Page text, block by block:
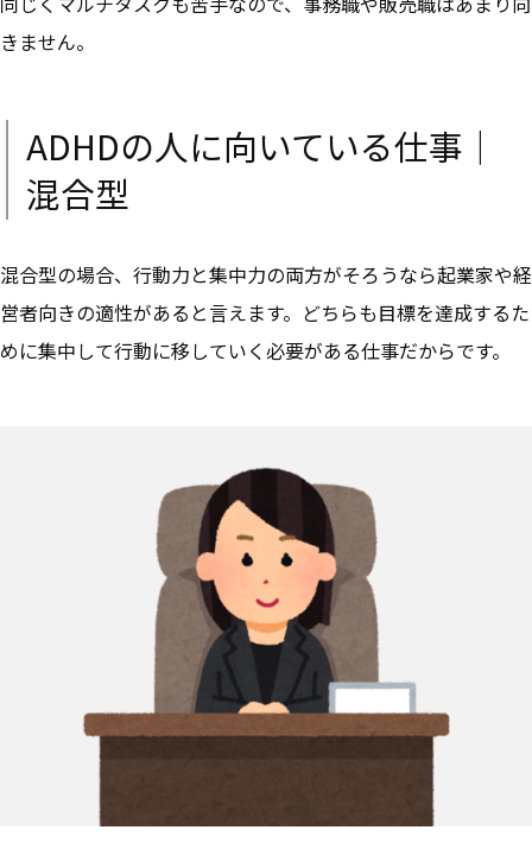
きません。
ADHDの人に向いている仕事｜
混合型
混合型の場合、 行動力と集中力の両方がそろうなら起業家や経
営者向きの適性がある と言えます。どちらも目標を達成するた
めに集中して行動に移していく必要がある仕事だからです。